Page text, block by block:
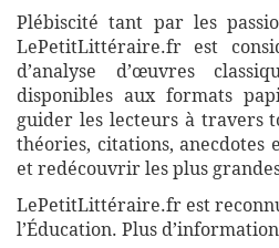
Plébiscité tant par les
LePetitLittéraire.fr est
d’analyse d’œuvres
disponibles aux formats
guider les lecteurs à travers
théories, citations,
et redécouvrir les plus
LePetitLittéraire.fr est
l’Éducation. Plus